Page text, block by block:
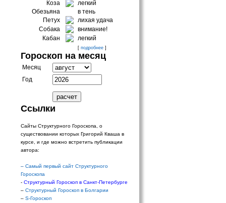
Коза
легкий
Обезьяна
в тень
Петух
лихая удача
Собака
внимание!
Кабан
легкий
[ подробнее ]
Гороскоп на месяц
Месяц
Год
Ссылки
Сайты Структурного Гороскопа, о
существовании которых Григорий Кваша в
курсе, и где можно встретить публикации
автора:
– Самый первый сайт Структурного
Гороскопа
- Структурный Гороскоп в Санкт-Петербурге
– Структурный Гороскоп в Болгарии
– S-Гороскоп